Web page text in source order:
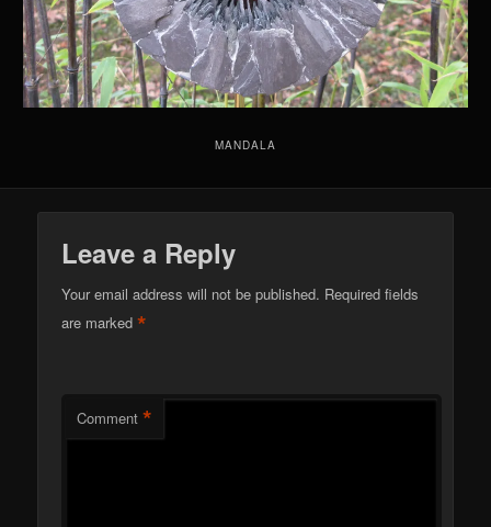
MANDALA
Leave a Reply
Your email address will not be published. Required fields
are marked*
Comment *